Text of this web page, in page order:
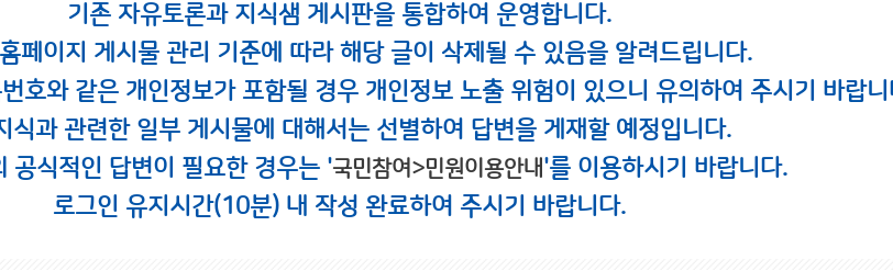
기존 자유토론과 지식샘 게시판을 통합하여 운영합니다.
페이지 게시물 관리 기준에 따라 해당 글이 삭제될 수 있음을 알려드립니다.
호와 같은 개인정보가 포함될 경우 개인정보 노출 위험이 있으니 유의하여 주시기 바랍니
식과 관련한 일부 게시물에 대해서는 선별하여 답변을 게재할 예정입니다.
공식적인 답변이 필요한 경우는 '국민참여>민원이용안내'를 이용하시기 바랍니다.
로그인 유지시간(10분) 내 작성 완료하여 주시기 바랍니다.